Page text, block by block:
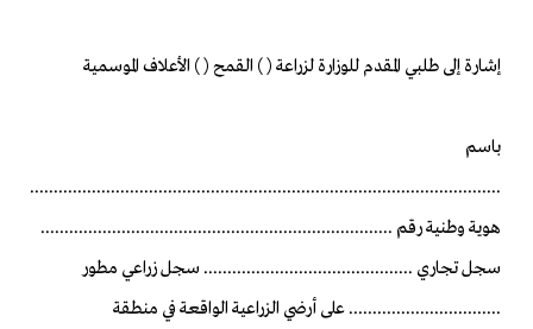
إشارة إلى طلبي المقدم للوزارة لزراعة ( ) القمح ( ) الأعلاف الموسمية
باسم
...................................................................................................
هوية وطنية رقم ..........................................................................
سجل تجاري ............................................ سجل زراعي مطور
................................ على أرضي الزراعية الواقعة في منطقة